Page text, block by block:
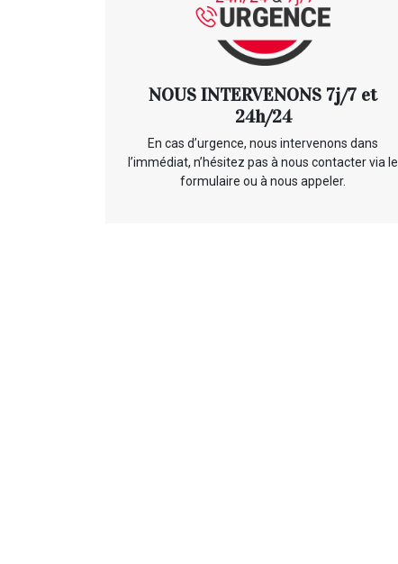
NOUS INTERVENONS 7j/7 et
24h/24
En cas d’urgence, nous intervenons dans
l’immédiat, n’hésitez pas à nous contacter via le
formulaire ou à nous appeler.